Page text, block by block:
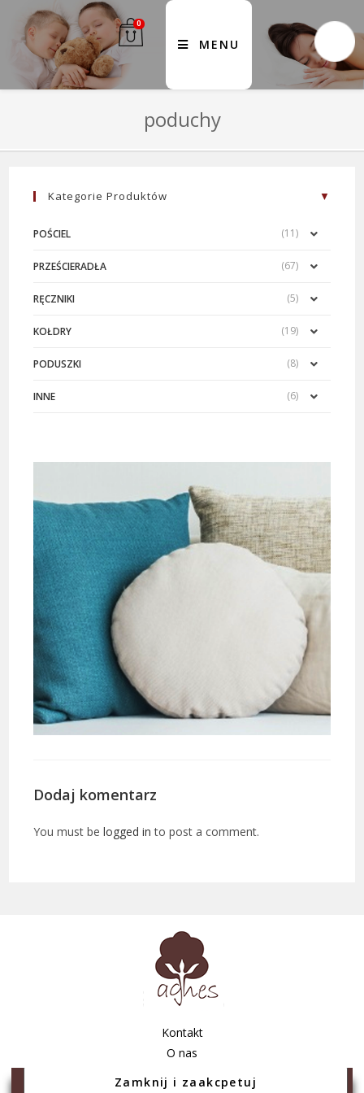
0
MENU
poduchy
Dodaj komentarz
You must belogged in to post a comment.
Kategorie Produktów
POŚCIEL (11)
PRZEŚCIERADŁA (67)
RĘCZNIKI (5)
KOŁDRY (19)
PODUSZKI (8)
INNE (6)
Kontakt
O nas